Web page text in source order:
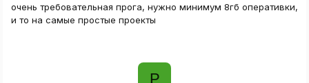
очень требовательная прога, нужно минимум 8гб оперативки,
и то на самые простые проекты
P